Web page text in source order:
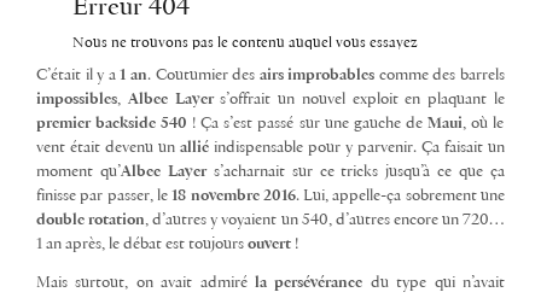
C’était il y a1 an. Coutumier des airs improbables comme des barrels
impossibles, Albee Layers’offrait un nouvel exploit en plaquant le
premier backside 540 ! Ça s’est passé sur une gauche de Maui, où le
vent était devenu un allié indispensable pour y parvenir. Ça faisait un
moment qu’Albee Layers’acharnait sur ce tricks jusqu’à ce que ça
finisse par passer, le18 novembre 2016. Lui, appelle-ça sobrement une
double rotation, d’autres y voyaient un 540, d’autres encore un 720…
1 an après, le débat est toujours ouvert !
Mais surtout, on avait admiré la persévérance du type qui n’avait